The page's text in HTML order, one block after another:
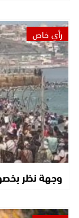
رأي خاص
وجهة نظر